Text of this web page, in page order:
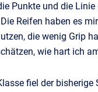
Punkte und die
Reifen haben es
die wenig Grip
wie hart ich
fiel der